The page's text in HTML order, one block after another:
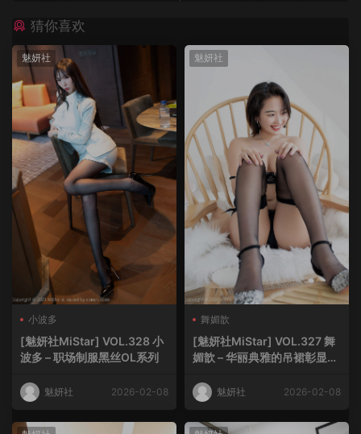
猜你喜欢
魅妍社
小波多
[魅妍社MiStar] VOL.328 小
波多 – 职场制服黑丝OL系列
魅妍社 2026-02-08
魅妍社
舞媚歆
[魅妍社MiStar] VOL.327 舞
媚歆 – 华丽典雅的吊裙彰显高
魅妍社 2026-02-08